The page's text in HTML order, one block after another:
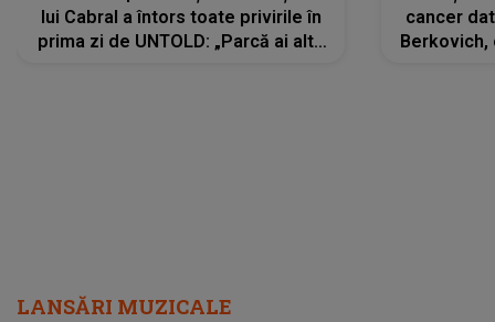
lui Cabral a întors toate privirile în
prima zi de UNTOLD: „Parcă ai altă
cancer
Berkovich,
LANSĂRI MUZICALE